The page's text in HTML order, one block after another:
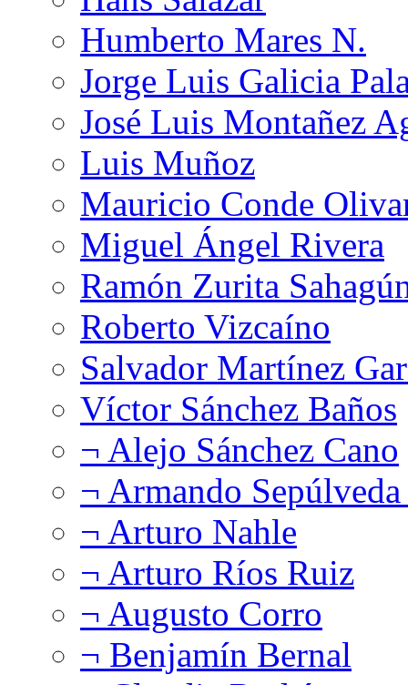
Humberto Mares N.
Jorge Luis Galicia
José Luis Montañez
Luis Muñoz
Mauricio Conde
Miguel Ángel Rivera
Ramón Zurita
Roberto Vizcaíno
Salvador Martínez
Víctor Sánchez Baños
¬ Alejo Sánchez Cano
¬ Armando
¬ Arturo Nahle
¬ Arturo Ríos Ruiz
¬ Augusto Corro
¬ Benjamín Bernal